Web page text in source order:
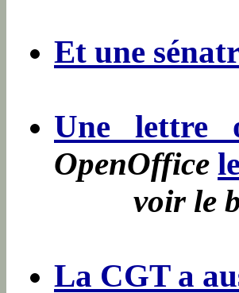
Et une
Une lettre
OpenOffice
voir le
La CGT a